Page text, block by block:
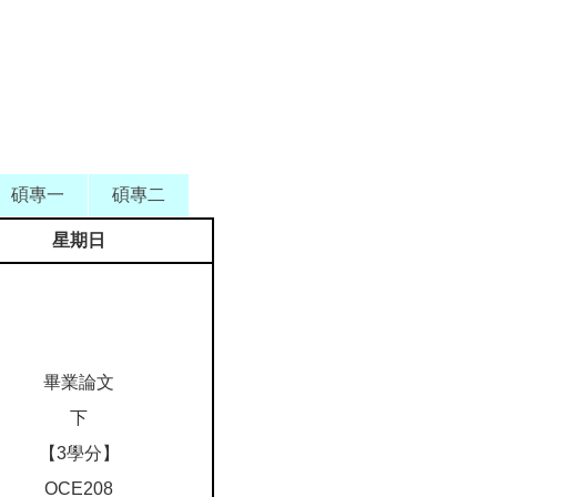
碩專一 碩專二
星期日
畢業論文
下
【3學分】
OCE208